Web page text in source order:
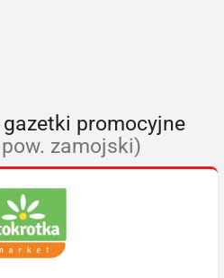
gazetki promocyjne
zamojski)